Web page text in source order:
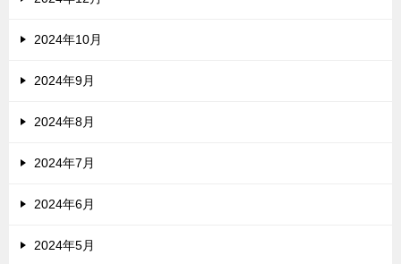
2024年10月
2024年9月
2024年8月
2024年7月
2024年6月
2024年5月